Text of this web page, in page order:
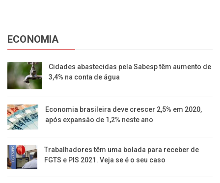
ECONOMIA
Cidades abastecidas pela Sabesp têm aumento de
3,4% na conta de água
Economia brasileira deve crescer 2,5% em 2020,
após expansão de 1,2% neste ano
Trabalhadores têm uma bolada para receber de
FGTS e PIS 2021. Veja se é o seu caso